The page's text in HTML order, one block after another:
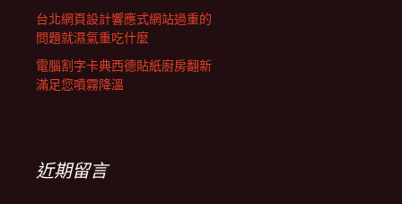
台北網頁設計響應式網站過重的
問題就濕氣重吃什麼
電腦割字卡典西德貼紙廚房翻新
滿足您噴霧降溫
近期留言